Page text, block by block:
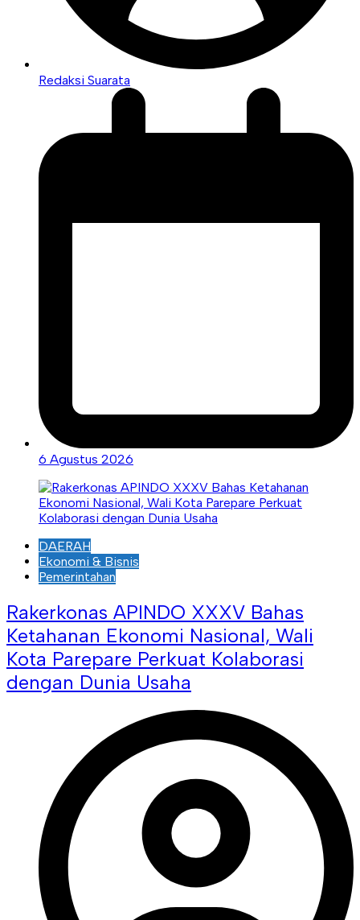
Redaksi Suarata
6 Agustus 2026
DAERAH
Ekonomi & Bisnis
Pemerintahan
Rakerkonas APINDO XXXV Bahas
Ketahanan Ekonomi Nasional, Wali
Kota Parepare Perkuat Kolaborasi
dengan Dunia Usaha